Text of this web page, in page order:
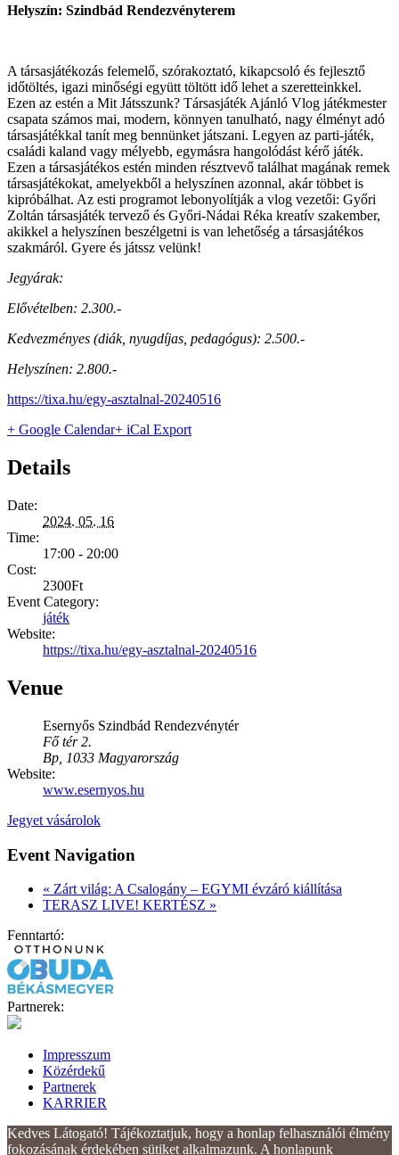
Helyszín: Szindbád Rendezvényterem
A társasjátékozás felemelő, szórakoztató, kikapcsoló és fejlesztő
időtöltés, igazi minőségi együtt töltött idő lehet a szeretteinkkel.
Ezen az estén a Mit Játsszunk? Társasjáték Ajánló Vlog játékmester
csapata számos mai, modern, könnyen tanulható, nagy élményt adó
társasjátékkal tanít meg bennünket játszani. Legyen az parti-játék,
családi kaland vagy mélyebb, egymásra hangolódást kérő játék.
Ezen a társasjátékos estén minden résztvevő találhat magának remek
társasjátékokat, amelyekből a helyszínen azonnal, akár többet is
kipróbálhat. Az esti programot lebonyolítják a vlog vezetői: Győri
Zoltán társasjáték tervező és Győri-Nádai Réka kreatív szakember,
akikkel a helyszínen beszélgetni is van lehetőség a társasjátékos
szakmáról. Gyere és játssz velünk!
Jegyárak:
Elővételben: 2.300.-
Kedvezményes (diák, nyugdíjas, pedagógus): 2.500.-
Helyszínen: 2.800.-
https://tixa.hu/egy-asztalnal-20240516
+ Google Calendar+ iCal Export
Details
Date:
2024. 05. 16
Time:
17:00 - 20:00
Cost:
2300Ft
Event Category:
játék
Website:
https://tixa.hu/egy-asztalnal-20240516
Venue
Esernyős Szindbád Rendezvénytér
Fő tér 2.
Bp 1033 Magyarország
Website:
www.esernyos.hu
Jegyet vásárolok
Event Navigation
« Zárt világ: A Csalogány – EGYMI évzáró kiállítása
TERASZ LIVE! KERTÉSZ »
Fenntartó:
Partnerek:
Impresszum
Közérdekű
Partnerek
KARRIER
Kedves Látogató! Tájékoztatjuk, hogy a honlap felhasználói élmény
fokozásának érdekében sütiket alkalmazunk. A honlapunk